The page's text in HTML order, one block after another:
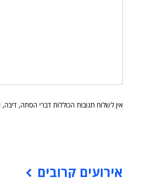
אין לשלוח תגובות הכוללות דברי הסתה,
אירועים קרובים